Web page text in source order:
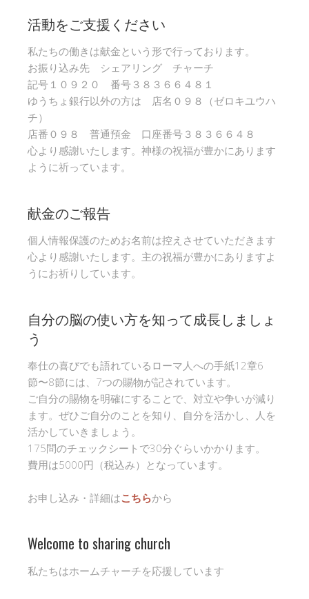
活動をご支援ください
私たちの働きは献金という形で行っております。
お振り込み先 シェアリング チャーチ
記号１０９２０ 番号３８３６６４８１
ゆうちょ銀行以外の方は 店名０９８（ゼロキユウハ
チ）
店番０９８ 普通預金 口座番号３８３６６４８
心より感謝いたします。神様の祝福が豊かにあります
ように祈っています。
献金のご報告
個人情報保護のためお名前は控えさせていただきます
心より感謝いたします。主の祝福が豊かにありますよ
うにお祈りしています。
自分の脳の使い方を知って成長しましょ
う
奉仕の喜びでも語れているローマ人への手紙12章6
節〜8節には、7つの賜物が記されています。
ご自分の賜物を明確にすることで、対立や争いが減り
ます。ぜひご自分のことを知り、自分を活かし、人を
活かしていきましょう。
175問のチェックシートで30分ぐらいかかります。
費用は5000円（税込み）となっています。
お申し込み・詳細はこちらから
Welcome to sharing church
私たちはホームチャーチを応援しています